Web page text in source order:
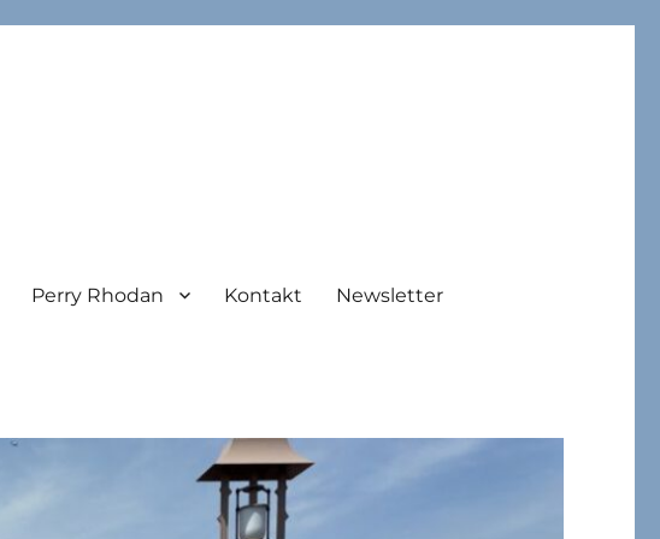
Perry Rhodan Kontakt Newsletter